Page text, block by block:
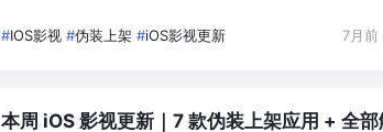
也有老牌稳定…
#IOS影视 #伪装上架 #iOS影视更新 7月前
本周 iOS 影视更新｜7 款伪装上架应用 + 全